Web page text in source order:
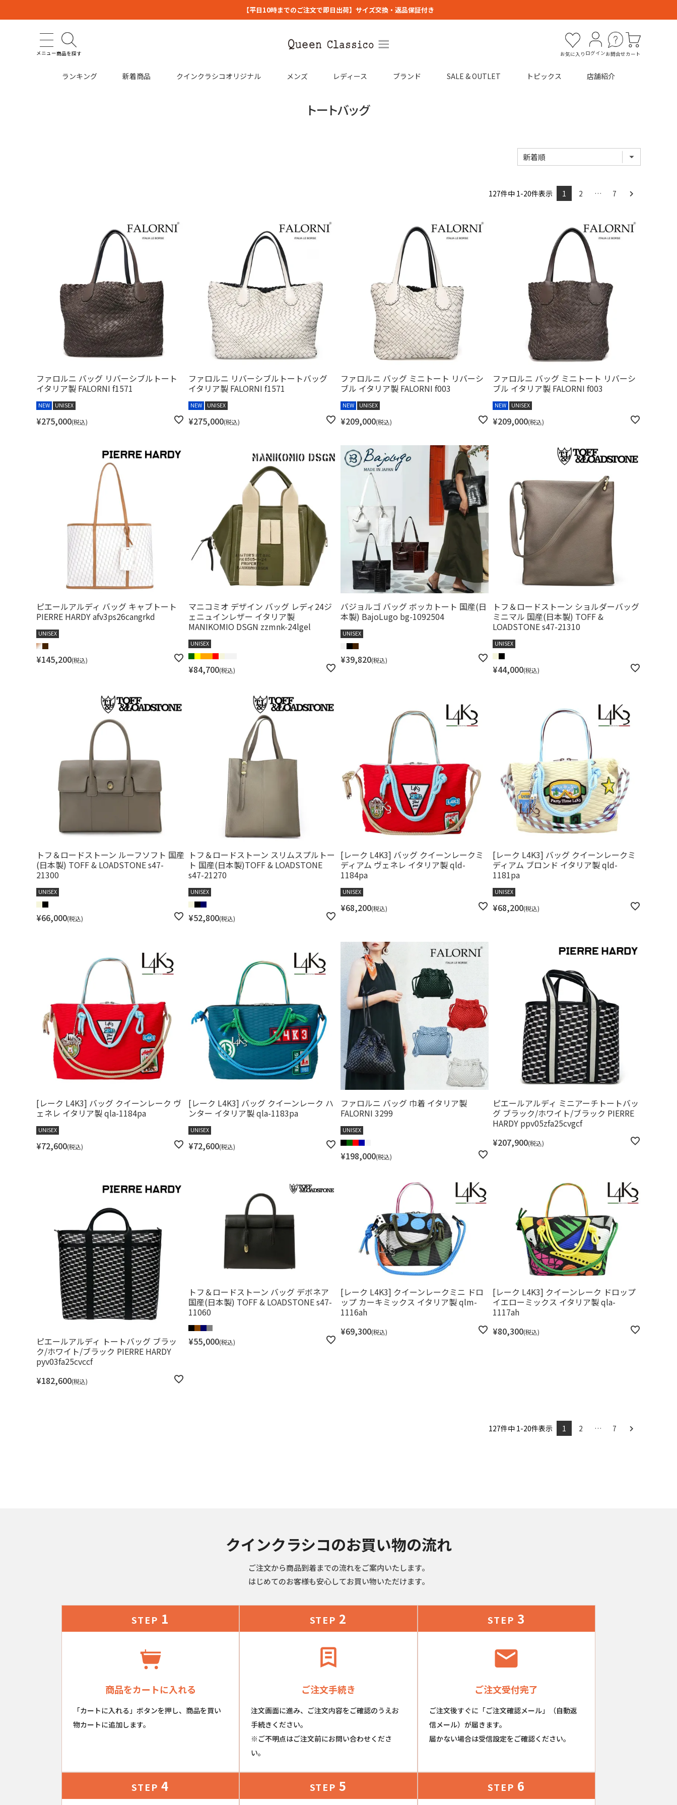
【平日10時までのご注文で即日出荷】サイズ交換・返品保証付き
メニュー商品を探す お気に入り ログインお問合せカート
ランキング 新着商品 クインクラシコオリジナル メンズ レディース ブランド SALE & OUTLET トピックス 店舗紹介
トートバッグ
127件中 1-20件表示 1 2 … 7
ファロルニ バッグ リバーシブルトート
イタリア製 FALORNI f1571
NEW UNISEX
¥275,000 税込
ファロルニ リバーシブルトートバッグ
イタリア製 FALORNI f1571
NEW UNISEX
¥275,000 税込
ファロルニ バッグ ミニトート リバーシ
ブル イタリア製 FALORNI f003
NEW UNISEX
¥209,000 税込
ファロルニ バッグ ミニトート リバーシ
ブル イタリア製 FALORNI f003
NEW UNISEX
¥209,000 税込
ピエールアルディ バッグ キャブトート
PIERRE HARDY afv3ps26cangrkd
UNISEX
¥145,200 税込
マニコミオ デザイン バッグ レディ24ジ
ェニュインレザー イタリア製
MANIKOMIO DSGN zzmnk-24lgel
UNISEX
¥84,700 税込
バジョルゴ バッグ ボッカトート 国産(日
本製) BajoLugo bg-1092504
UNISEX
¥39,820 税込
トフ＆ロードストーン ショルダーバッグ
ミニマル 国産(日本製) TOFF &
LOADSTONE s47-21310
UNISEX
¥44,000 税込
トフ＆ロードストーン ルーフソフト 国産
(日本製) TOFF & LOADSTONE s47-
21300
UNISEX
¥66,000 税込
トフ＆ロードストーン スリムスプルトー
ト 国産(日本製)TOFF & LOADSTONE
s47-21270
UNISEX
¥52,800 税込
[レーク L4K3] バッグ クイーンレークミ
ディアム ヴェネレ イタリア製 qld-
1184pa
UNISEX
¥68,200 税込
[レーク L4K3] バッグ クイーンレークミ
ディアム ブロンド イタリア製 qld-
1181pa
UNISEX
¥68,200 税込
[レーク L4K3] バッグ クイーンレーク ヴ
ェネレ イタリア製 qla-1184pa
UNISEX
¥72,600 税込
[レーク L4K3] バッグ クイーンレーク ハ
ンター イタリア製 qla-1183pa
UNISEX
¥72,600 税込
ファロルニ バッグ 巾着 イタリア製
FALORNI 3299
UNISEX
¥198,000 税込
ピエールアルディ ミニアーチトートバッ
グ ブラック/ホワイト/ブラック PIERRE
HARDY ppv05zfa25cvgcf
¥207,900 税込
ピエールアルディ トートバッグ ブラッ
ク/ホワイト/ブラック PIERRE HARDY
pyv03fa25cvccf
¥182,600 税込
トフ＆ロードストーン バッグ デボネア
国産(日本製) TOFF & LOADSTONE s47-
11060
¥55,000 税込
[レーク L4K3] クイーンレークミニ ドロ
ップ カーキミックス イタリア製 qlm-
1116ah
¥69,300 税込
[レーク L4K3] クイーンレーク ドロップ
イエローミックス イタリア製 qla-
1117ah
¥80,300 税込
127件中 1-20件表示 1 2 … 7
クインクラシコのお買い物の流れ
ご注文から商品到着までの流れをご案内いたします。
はじめてのお客様も安心してお買い物いただけます。
STEP 1
商品をカートに入れる
「カートに入れる」ボタンを押し、商品を買い
物カートに追加します。
STEP 2
ご注文手続き
注文画面に進み、ご注文内容をご確認のうえお
手続きください。
※ご不明点はご注文前にお問い合わせくださ
い。
STEP 3
ご注文受付完了
ご注文後すぐに「ご注文確認メール」（自動返
信メール）が届きます。
届かない場合は受信設定をご確認ください。
STEP 4 STEP 5 STEP 6